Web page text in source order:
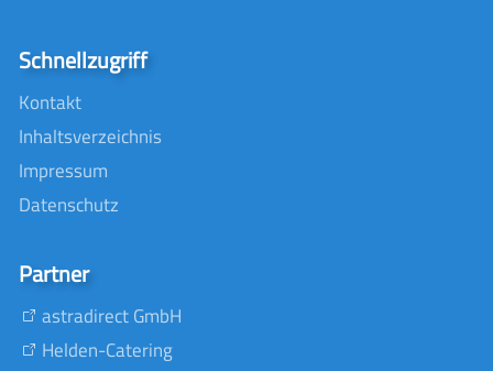
Schnellzugriff
Kontakt
Inhaltsverzeichnis
Impressum
Datenschutz
Partner
astradirect GmbH
Helden-Catering